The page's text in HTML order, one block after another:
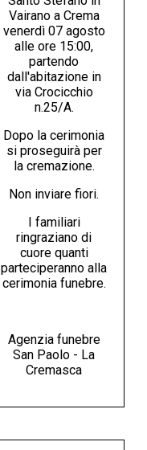
Vairano a Crema
venerdì 07 agosto
alle ore 15:00,
partendo
dall'abitazione in
via Crocicchio
n.25/A.
Dopo la cerimonia
si proseguirà per
la cremazione.
Non inviare fiori.
I familiari
ringraziano di
cuore quanti
parteciperanno alla
cerimonia funebre.
Agenzia funebre
San Paolo - La
Cremasca